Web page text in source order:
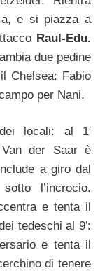
e si piazza a
Raul-Edu.
due pedine
Chelsea: Fabio
per Nani.
locali: al 1′
der Saar è
a giro dal
l’incrocio.
e tenta il
tedeschi al 9′:
e tenta il
di tenere